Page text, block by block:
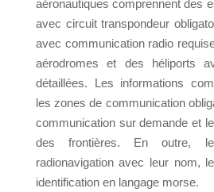
aéronautiques comprennent des
avec circuit transpondeur
avec communication radio
aérodromes et des héliports
détaillées. Les informations
les zones de communication
communication sur demande et
des frontières. En outre,
radionavigation avec leur nom,
identification en langage morse.